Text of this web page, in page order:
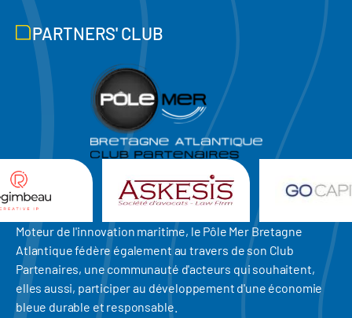
PARTNERS' CLUB
Moteur de l'innovation maritime, le Pôle Mer Bretagne
Atlantique fédère également au travers de son Club
Partenaires, une communauté d'acteurs qui souhaitent,
elles aussi, participer au développement d'une économie
bleue durable et responsable.